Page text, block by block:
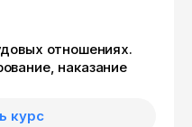
отношениях.
наказание
курс